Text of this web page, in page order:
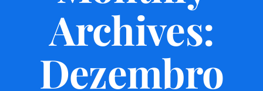
Archives:
Dezembro